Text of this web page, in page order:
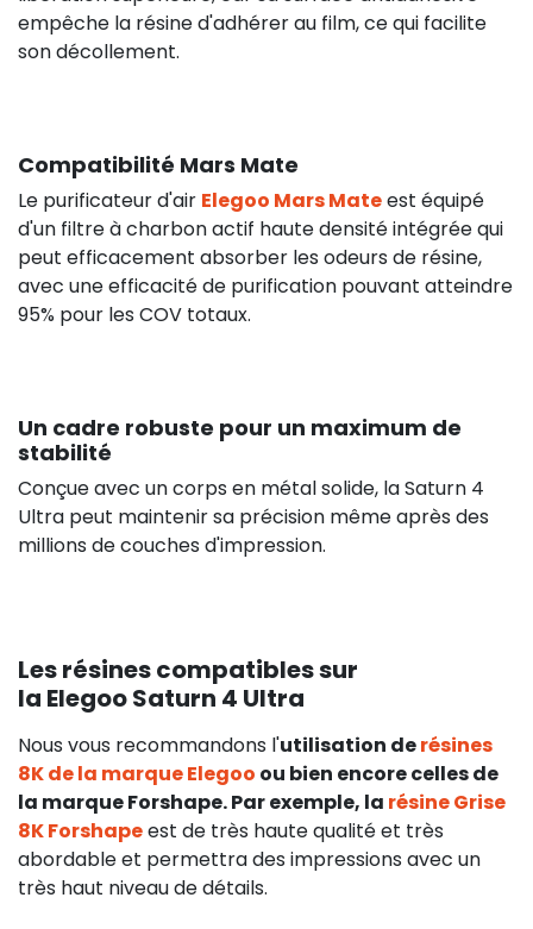
empêche la résine d'adhérer au film, ce qui facilite
son décollement.
Compatibilité Mars Mate
Le purificateur d'air Elegoo Mars Mateest équipé
d'un filtre à charbon actif haute densité intégrée qui
peut efficacement absorber les odeurs de résine,
avec une efficacité de purification pouvant atteindre
95% pour les COV totaux.
Un cadre robuste pour un maximum de
stabilité
Conçue avec un corps en métal solide, la Saturn 4
Ultra peut maintenir sa précision même après des
millions de couches d'impression.
Les résines compatibles sur
la Elegoo Saturn 4 Ultra
Nous vous recommandons l'utilisation derésines
8Kde la marque Elegoo ou bien encore celles de
la marque Forshape. Par exemple, la résine Grise
8K Forshapeest de très haute qualité et très
abordable et permettra des impressions avec un
très haut niveau de détails.